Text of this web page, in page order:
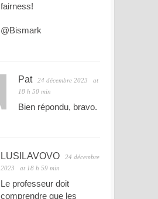
fairness!
@Bismark
Pat 24 décembre 2023
at
18 h 50 min
Bien répondu, bravo.
LUSILAVOVO
24 décembre
2023
at 18 h 59 min
Le professeur doit
comprendre que les